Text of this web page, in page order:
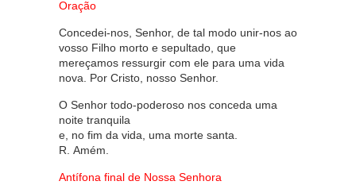
Oração
Concedei-nos, Senhor, de tal modo unir-nos ao
vosso Filho morto e sepultado, que
mereçamos ressurgir com ele para uma vida
nova. Por Cristo, nosso Senhor.
O Senhor todo-poderoso nos conceda uma
noite tranquila
e, no fim da vida, uma morte santa.
R. Amém.
Antífona final de Nossa Senhora